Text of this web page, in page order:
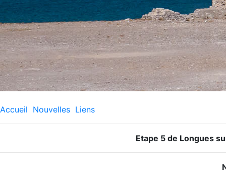
Accueil Nouvelles Liens
Etape 5 de Longues